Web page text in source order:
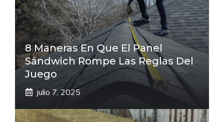
8 Maneras En Que El Panel
Sándwich Rompe Las Reglas Del
Juego
julio 7, 2025